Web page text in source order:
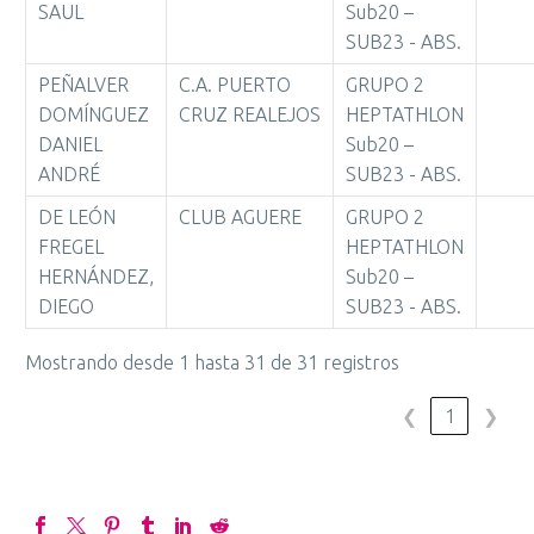
SAUL
Sub20 –
SUB23 - ABS.
PEÑALVER
DOMÍNGUEZ
DANIEL
ANDRÉ
C.A. PUERTO
CRUZ REALEJOS
GRUPO 2
HEPTATHLON
Sub20 –
SUB23 - ABS.
DE LEÓN
FREGEL
HERNÁNDEZ,
DIEGO
CLUB AGUERE
GRUPO 2
HEPTATHLON
Sub20 –
SUB23 - ABS.
Mostrando desde 1 hasta 31 de 31 registros
❮ 1 ❯